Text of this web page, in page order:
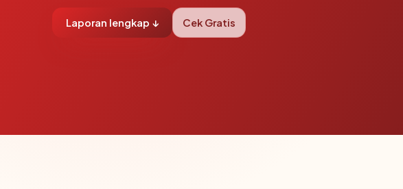
Laporan lengkap ↓ Cek Gratis